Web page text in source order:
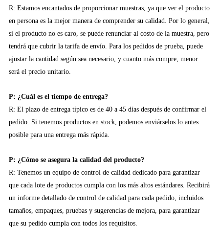
R: Estamos encantados de proporcionar muestras, ya que ver el producto
en persona es la mejor manera de comprender su calidad. Por lo general,
si el producto no es caro, se puede renunciar al costo de la muestra, pero
tendrá que cubrir la tarifa de envío. Para los pedidos de prueba, puede
ajustar la cantidad según sea necesario, y cuanto más compre, menor
será el precio unitario.
P: ¿Cuál es el tiempo de entrega?
R: El plazo de entrega típico es de 40 a 45 días después de confirmar el
pedido. Si tenemos productos en stock, podemos enviárselos lo antes
posible para una entrega más rápida.
P: ¿Cómo se asegura la calidad del producto?
R: Tenemos un equipo de control de calidad dedicado para garantizar
que cada lote de productos cumpla con los más altos estándares. Recibirá
un informe detallado de control de calidad para cada pedido, incluidos
tamaños, empaques, pruebas y sugerencias de mejora, para garantizar
que su pedido cumpla con todos los requisitos.